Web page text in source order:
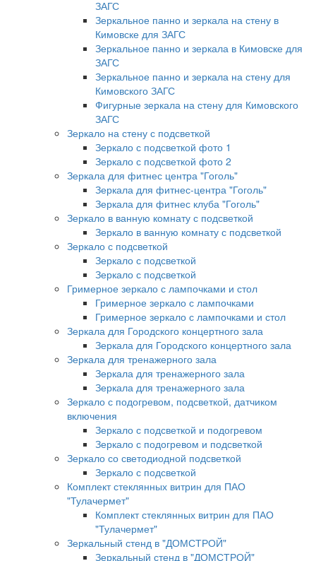
ЗАГС
Зеркальное панно и зеркала на стену в
Кимовске для ЗАГС
Зеркальное панно и зеркала в Кимовске для
ЗАГС
Зеркальное панно и зеркала на стену для
Кимовского ЗАГС
Фигурные зеркала на стену для Кимовского
ЗАГС
Зеркало на стену с подсветкой
Зеркало с подсветкой фото 1
Зеркало с подсветкой фото 2
Зеркала для фитнес центра "Гоголь"
Зеркала для фитнес-центра "Гоголь"
Зеркала для фитнес клуба "Гоголь"
Зеркало в ванную комнату с подсветкой
Зеркало в ванную комнату с подсветкой
Зеркало с подсветкой
Зеркало с подсветкой
Зеркало с подсветкой
Гримерное зеркало с лампочками и стол
Гримерное зеркало с лампочками
Гримерное зеркало с лампочками и стол
Зеркала для Городского концертного зала
Зеркала для Городского концертного зала
Зеркала для тренажерного зала
Зеркала для тренажерного зала
Зеркала для тренажерного зала
Зеркало с подогревом, подсветкой, датчиком
включения
Зеркало с подсветкой и подогревом
Зеркало с подогревом и подсветкой
Зеркало со светодиодной подсветкой
Зеркало с подсветкой
Комплект стеклянных витрин для ПАО
"Тулачермет"
Комплект стеклянных витрин для ПАО
"Тулачермет"
Зеркальный стенд в "ДОМСТРОЙ"
Зеркальный стенд в "ДОМСТРОЙ"